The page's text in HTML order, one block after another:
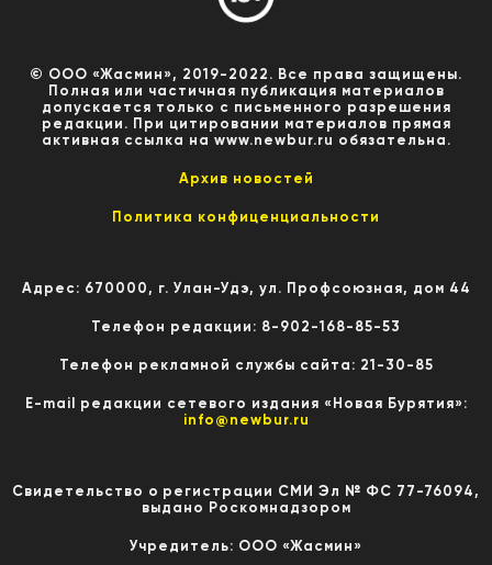
© ООО «Жасмин», 2019-2022. Все права защищены.
Полная или частичная публикация материалов
допускается только с письменного разрешения
редакции. При цитировании материалов прямая
активная ссылка на www.newbur.ru обязательна.
Архив новостей
Политика конфиценциальности
Адрес: 670000, г. Улан-Удэ, ул. Профсоюзная, дом 44
Телефон редакции: 8-902-168-85-53
Телефон рекламной службы сайта: 21-30-85
E-mail редакции сетевого издания «Новая Бурятия»:
info@newbur.ru
Свидетельство о регистрации СМИ Эл № ФС 77-76094,
выдано Роскомнадзором
Учредитель: ООО «Жасмин»